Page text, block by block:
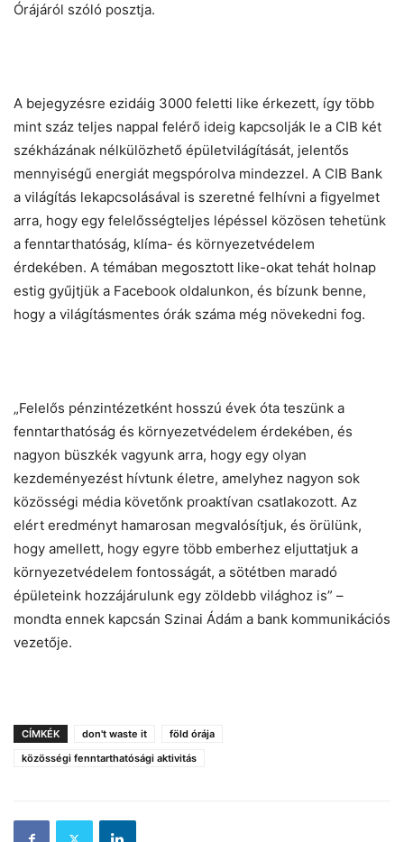
Órájáról szóló posztja.
A bejegyzésre ezidáig 3000 feletti like érkezett, így több
mint száz teljes nappal felérő ideig kapcsolják le a CIB két
székházának nélkülözhető épületvilágítását, jelentős
mennyiségű energiát megspórolva mindezzel. A CIB Bank
a világítás lekapcsolásával is szeretné felhívni a figyelmet
arra, hogy egy felelősségteljes lépéssel közösen tehetünk
a fenntarthatóság, klíma- és környezetvédelem
érdekében. A témában megosztott like-okat tehát holnap
estig gyűjtjük a Facebook oldalunkon, és bízunk benne,
hogy a világításmentes órák száma még növekedni fog.
„Felelős pénzintézetként hosszú évek óta teszünk a
fenntarthatóság és környezetvédelem érdekében, és
nagyon büszkék vagyunk arra, hogy egy olyan
kezdeményezést hívtunk életre, amelyhez nagyon sok
közösségi média követőnk proaktívan csatlakozott. Az
elért eredményt hamarosan megvalósítjuk, és örülünk,
hogy amellett, hogy egyre több emberhez eljuttatjuk a
környezetvédelem fontosságát, a sötétben maradó
épületeink hozzájárulunk egy zöldebb világhoz is” –
mondta ennek kapcsán Szinai Ádám a bank kommunikációs
vezetője.
CÍMKÉK don't waste it
föld órája
közösségi fenntarthatósági aktivitás